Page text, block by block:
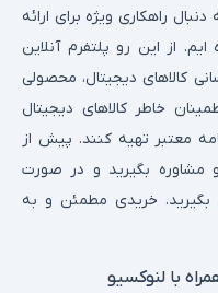
زیر توجه کنید:
راهکاری ویژه برای ارائه
از این رو پلتفرم آنلاین
کالاهای دیجیتال، محصولی
خاطر کالاهای دیجیتال
معتبر تهیه کنند. پیش از
مشاوره بگیرید و در صورت
خریدی مطمئن و به
با لنوکسیو